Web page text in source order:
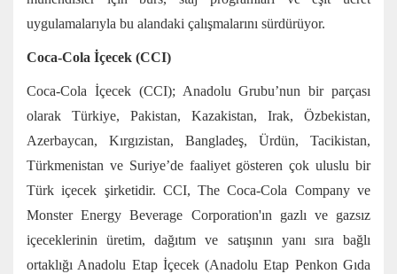
uygulamalarıyla bu alandaki çalışmalarını sürdürüyor.
Coca-Cola İçecek (CCI)
Coca-Cola İçecek (CCI); Anadolu Grubu’nun bir parçası
olarak Türkiye, Pakistan, Kazakistan, Irak, Özbekistan,
Azerbaycan, Kırgızistan, Bangladeş, Ürdün, Tacikistan,
Türkmenistan ve Suriye’de faaliyet gösteren çok uluslu bir
Türk içecek şirketidir. CCI, The Coca-Cola Company ve
Monster Energy Beverage Corporation'ın gazlı ve gazsız
içeceklerinin üretim, dağıtım ve satışının yanı sıra bağlı
ortaklığı Anadolu Etap İçecek (Anadolu Etap Penkon Gıda